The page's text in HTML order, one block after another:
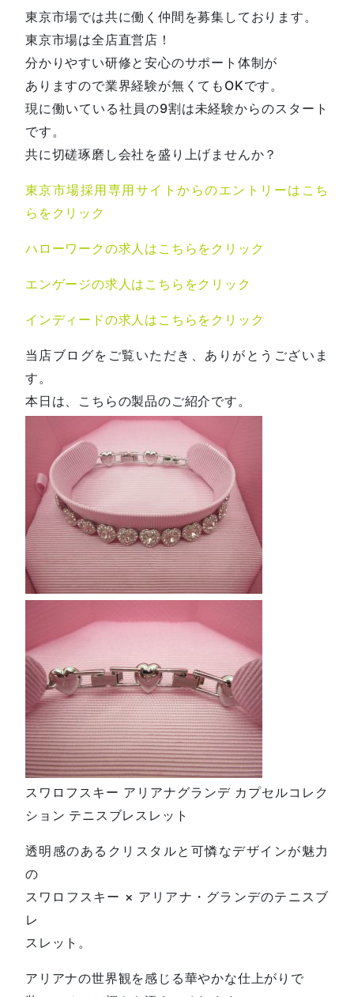
東京市場では共に働く仲間を募集しております。
東京市場は全店直営店！
分かりやすい研修と安心のサポート体制が
ありますので業界経験が無くてもOKです。
現に働いている社員の9割は未経験からのスタート
です。
共に切磋琢磨し会社を盛り上げませんか？
東京市場採用専用サイトからのエントリーはこち
らをクリック
ハローワークの求人はこちらをクリック
エンゲージの求人はこちらをクリック
インディードの求人はこちらをクリック
当店ブログをご覧いただき、ありがとうございま
す。
本日は、こちらの製品のご紹介です。
スワロフスキー アリアナグランデ カプセルコレク
ション テニスブレスレット
透明感のあるクリスタルと可憐なデザインが魅力
の
スワロフスキー × アリアナ・グランデのテニスブ
レ
スレット。
アリアナの世界観を感じる華やかな仕上がりで